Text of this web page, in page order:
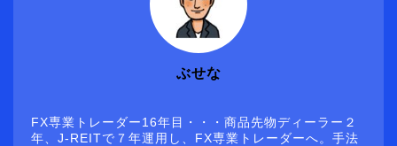
ぶせな
FX専業トレーダー16年目・・・商品先物ディーラー２
年、J-REITで７年運用し、FX専業トレーダーへ。手法